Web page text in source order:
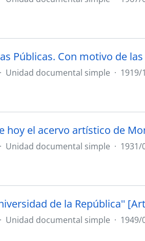
· Unidad documental simple · 1919/
· Unidad documental simple · 1931/
· Unidad documental simple · 1949/